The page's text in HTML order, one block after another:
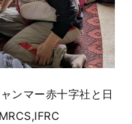
ンマー赤十字社と日